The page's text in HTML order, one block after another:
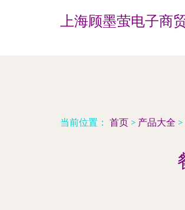
上海顾墨萤电子商
当前位置： 首页 > 产品大全 >